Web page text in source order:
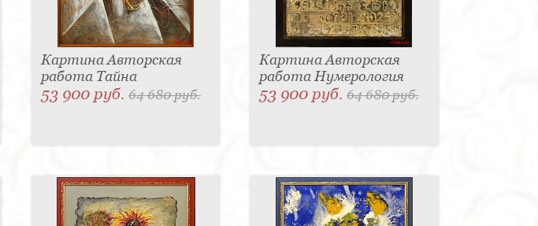
Картина Авторская
работа Тайна
53 900 руб. 64 680 руб.
Картина Авторская
работа Нумерология
53 900 руб.64 680 руб.